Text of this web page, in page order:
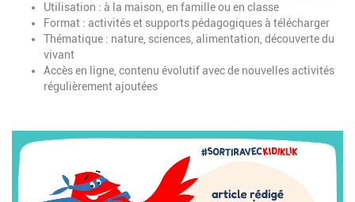
Utilisation : à la maison, en famille ou en classe
Format : activités et supports pédagogiques à télécharger
Thématique : nature, sciences, alimentation, découverte du
vivant
Accès en ligne, contenu évolutif avec de nouvelles activités
régulièrement ajoutées